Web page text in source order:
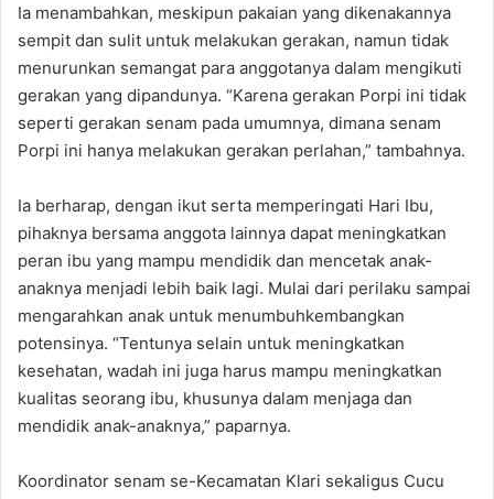
Ia menambahkan, meskipun pakaian yang dikenakannya
sempit dan sulit untuk melakukan gerakan, namun tidak
menurunkan semangat para anggotanya dalam mengikuti
gerakan yang dipandunya. “Karena gerakan Porpi ini tidak
seperti gerakan senam pada umumnya, dimana senam
Porpi ini hanya melakukan gerakan perlahan,” tambahnya.
Ia berharap, dengan ikut serta memperingati Hari Ibu,
pihaknya bersama anggota lainnya dapat meningkatkan
peran ibu yang mampu mendidik dan mencetak anak-
anaknya menjadi lebih baik lagi. Mulai dari perilaku sampai
mengarahkan anak untuk menumbuhkembangkan
potensinya. “Tentunya selain untuk meningkatkan
kesehatan, wadah ini juga harus mampu meningkatkan
kualitas seorang ibu, khusunya dalam menjaga dan
mendidik anak-anaknya,” paparnya.
Koordinator senam se-Kecamatan Klari sekaligus Cucu